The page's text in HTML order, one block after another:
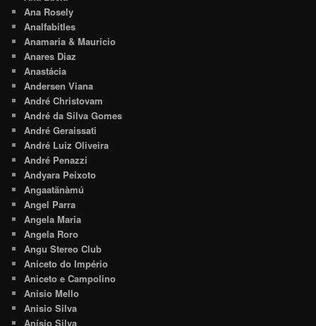
Ana Rosely
Analfabitles
Anamaria & Maurício
Anares Diaz
Anastácia
Andersen Viana
André Christovam
André da Silva Gomes
André Geraissati
André Luiz Oliveira
André Penazzi
Andyara Peixoto
Angaatãnàmú
Angel Parra
Angela Maria
Angela Roro
Angu Stereo Club
Aniceto do Império
Aniceto e Campolino
Anisio Mello
Anisio Silva
Anísio Silva